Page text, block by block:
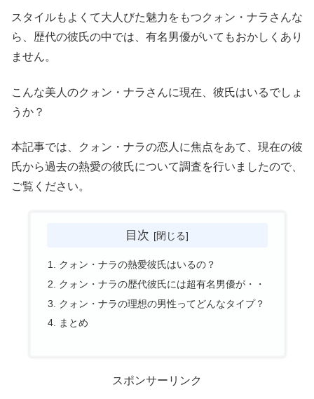
スタイルもよくて大人びた魅力をもつクォン・ナラさんな
ら、歴代の彼氏の中では、有名男優がいてもおかしくあり
ません。
こんな美人のクォン・ナラさんに現在、彼氏はいるでしょ
うか？
本記事では、クォン・ナラの恋人に焦点をあて、現在の彼
氏から過去の熱愛の彼氏について調査を行いましたので、
ご覧ください。
目次
クォン・ナラの熱愛彼氏はいるの？
クォン・ナラの歴代彼氏には超有名男優が・・
クォン・ナラの理想の男性ってどんなタイプ？
まとめ
スポンサーリンク